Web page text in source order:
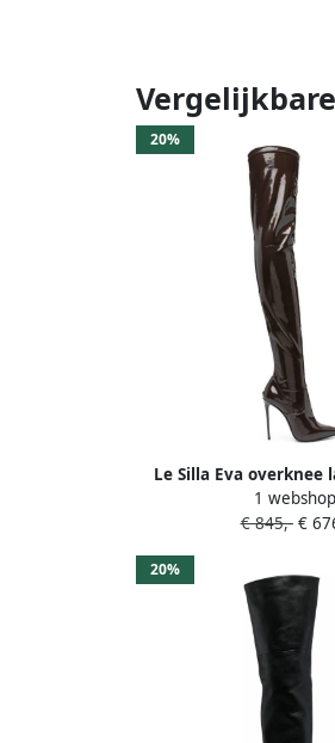
20%
Le Silla Eva overknee
1 webshop
€ 845,-€
20%